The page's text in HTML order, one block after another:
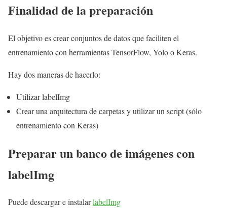
Finalidad de la preparación
El objetivo es crear conjuntos de datos que faciliten el
entrenamiento con herramientas TensorFlow, Yolo o Keras.
Hay dos maneras de hacerlo:
Utilizar labelImg
Crear una arquitectura de carpetas y utilizar un script (sólo
entrenamiento con Keras)
Preparar un banco de imágenes con
labelImg
Puede descargar e instalarlabelImg